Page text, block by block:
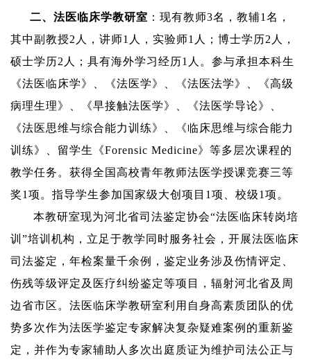
二、 法医临床学教研室 ： 现有教师3名， 教辅1 名，
其中副教授2 人，讲师1 人，实验师1 人；博士学历2 人，
硕士学历2 人；具有海外学习经历1 人。 参与承担本科生
《法医临床学》
《法医学》 《法医法学》
《高级
病理生理》
、《早接触法医学》、《法医学导论》、
《法医思维与综合能力训练》、
《临床思维与综合能力
训练》、 留学生《Forensic Medicine》等多层次课程的
教学任务。 获得全国高校青年教师法医学授课竞赛三等
奖1 项。指导学生参加国家级大创项目 1 项、校级1 项。
本教研室现为河北省司法鉴定协会“法医临床转岗培
训 ”培训机构 ， 立足于教学同时服务社会，开展法医临床
司法鉴定，年检案量千余例，鉴定业务涉及伤情评定、
伤残等级评定及医疗纠纷鉴定等项目，辐射河北省及周
边省市区。法医临床学教研室利用自身高素质团队的优
势多次作为法医学鉴定专家解决复杂疑难案例的重新鉴
定，并作为专家辅助人多次出庭质证为维护司法公正与